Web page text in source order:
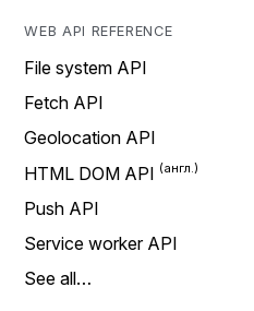
WEB API REFERENCE
File system API
Fetch API
Geolocation API
HTML DOM API
Push API
Service worker API
See all…